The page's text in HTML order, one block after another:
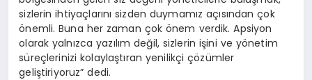
sizlerin ihtiyaçlarını sizden duymamız açısından çok
önemli. Buna her zaman çok önem verdik. Apsiyon
olarak yalnızca yazılım değil, sizlerin işini ve yönetim
süreçlerinizi kolaylaştıran yenilikçi çözümler
geliştiriyoruz” dedi.